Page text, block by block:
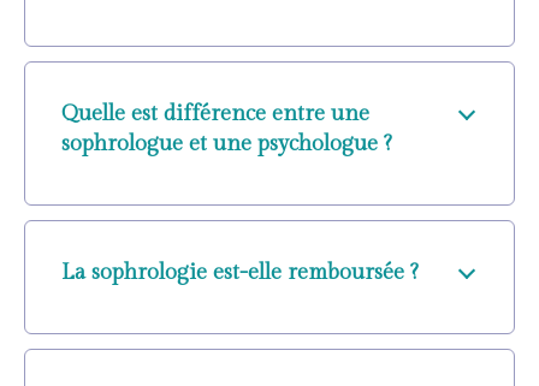
Quelle est différence entre une
sophrologue et une psychologue ?
La sophrologie est-elle remboursée ?